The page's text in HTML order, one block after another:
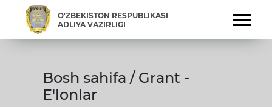
O'ZBEKISTON RESPUBLIKASI
ADLIYA VAZIRLIGI
Bosh sahifa / Grant -
E'lonlar